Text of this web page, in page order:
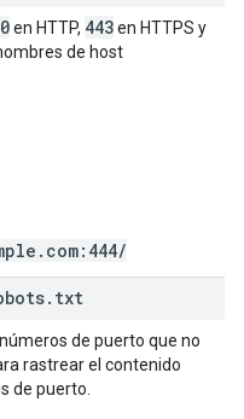
en HTTP, 443en HTTPS y
de host
. txt
de puerto que no
rastrear el contenido
de puerto.